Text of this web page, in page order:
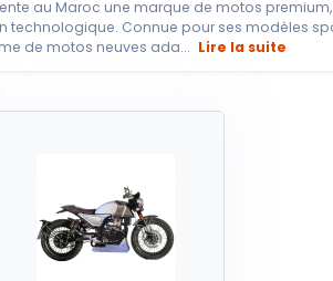
au Maroc une marque de motos
technologique. Connue pour ses modèles
de motos neuves ada... Lire la suite